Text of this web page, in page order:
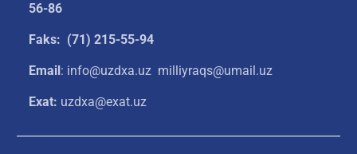
56-86
Faks: (71) 215-55-94
Email : info@uzdxa.uz milliyraqs@umail.uz
Exat: uzdxa@exat.uz